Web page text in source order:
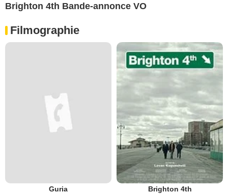
Brighton 4th Bande-annonce VO
Filmographie
Guria Brighton 4th